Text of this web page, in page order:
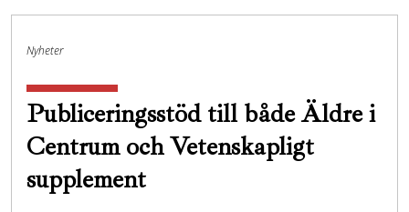
Nyheter
Publiceringsstöd till både Äldre i
Centrum och Vetenskapligt
supplement